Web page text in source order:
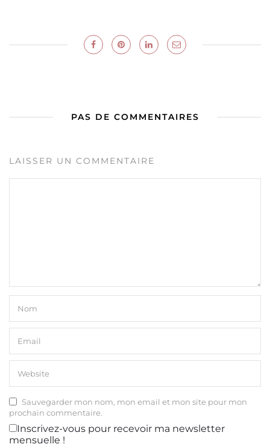
PAS DE COMMENTAIRES
LAISSER UN COMMENTAIRE
Sauvegarder mon nom, mon email et mon site pour mon
prochain commentaire.
Inscrivez-vous pour recevoir ma newsletter
mensuelle !